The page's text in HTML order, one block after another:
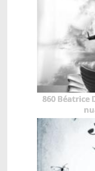
860 Béatrice